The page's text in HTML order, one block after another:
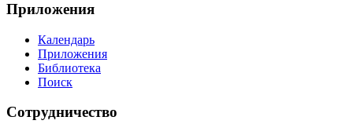
Приложения
Календарь
Приложения
Библиотека
Поиск
Сотрудничество